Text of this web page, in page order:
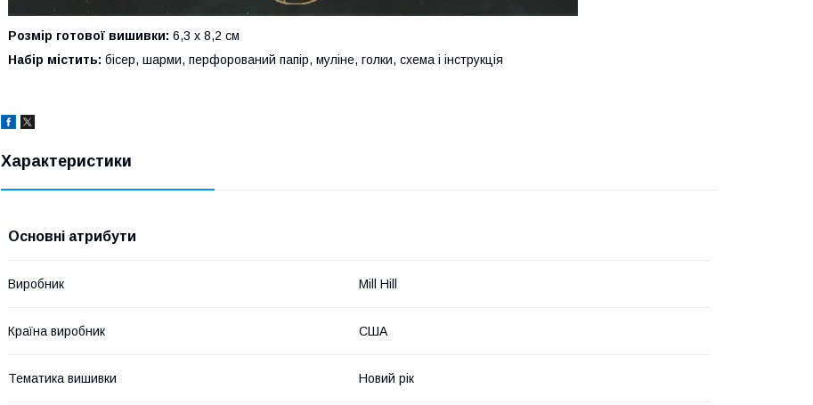
Розмір готової вишивки: 6,3 х 8,2 см
Набір містить: бісер, шарми, перфорований папір, муліне, голки, схема і інструкція
Характеристики
Основні атрибути
Виробник Mill Hill
Країна виробник США
Тематика вишивки Новий рік